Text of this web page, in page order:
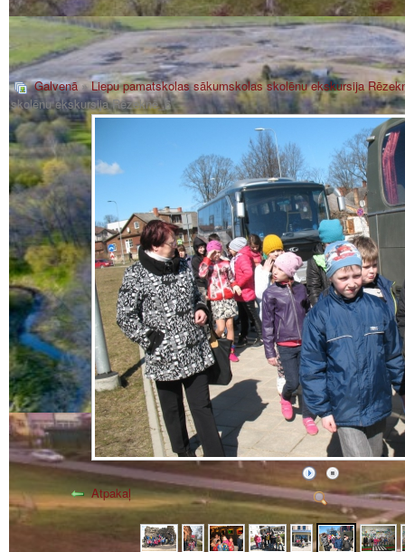
Galvenā»Liepu pamatskolas sākumskolas skolēnu ekskursija
skolēnu ekskursija Rēzeknē_6
Atpakaļ